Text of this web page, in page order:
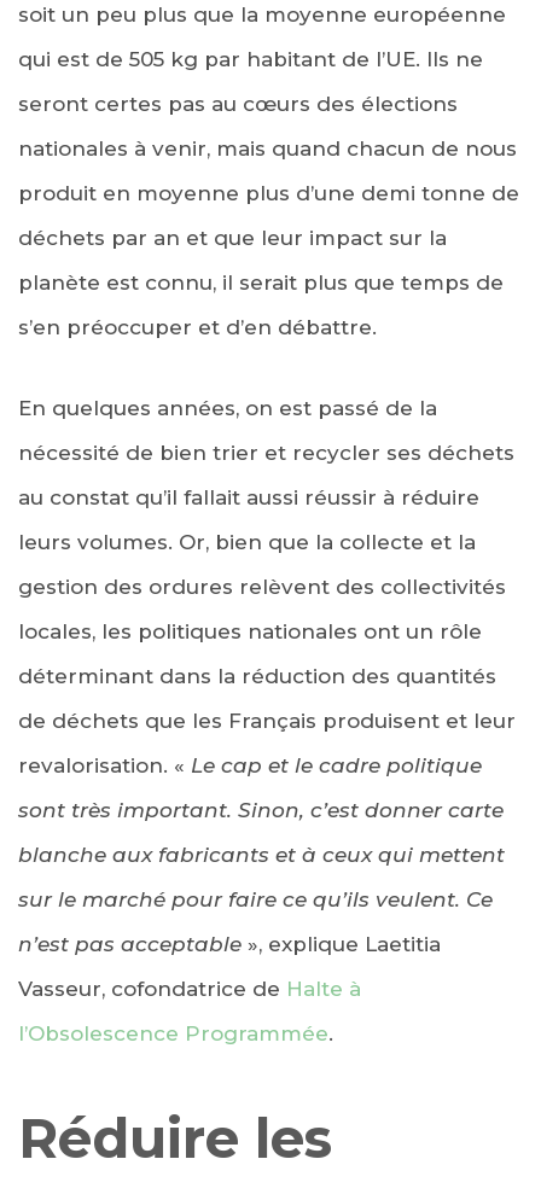
soit un peu plus que la moyenne européenne
qui est de 505 kg par habitant de l’UE. Ils ne
seront certes pas au cœurs des élections
nationales à venir, mais quand chacun de nous
produit en moyenne plus d’une demi tonne de
déchets par an et que leur impact sur la
planète est connu, il serait plus que temps de
s’en préoccuper et d’en débattre.
En quelques années, on est passé de la
nécessité de bien trier et recycler ses déchets
au constat qu’il fallait aussi réussir à réduire
leurs volumes. Or, bien que la collecte et la
gestion des ordures relèvent des collectivités
locales, les politiques nationales ont un rôle
déterminant dans la réduction des quantités
de déchets que les Français produisent et leur
revalorisation. « Le cap et le cadre politique
sont très important. Sinon, c’est donner carte
blanche aux fabricants et à ceux qui mettent
sur le marché pour faire ce qu’ils veulent. Ce
n’est pas acceptable », explique Laetitia
Vasseur, cofondatrice de Halte à
l’Obsolescence Programmée.
Réduire les